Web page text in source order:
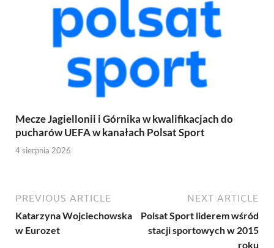
Mecze Jagiellonii i Górnika w kwalifikacjach do
pucharów UEFA w kanałach Polsat Sport
4 sierpnia 2026
PREVIOUS ARTICLE
Katarzyna Wojciechowska
w Eurozet
NEXT ARTICLE
Polsat Sport liderem wśród
stacji sportowych w 2015
roku